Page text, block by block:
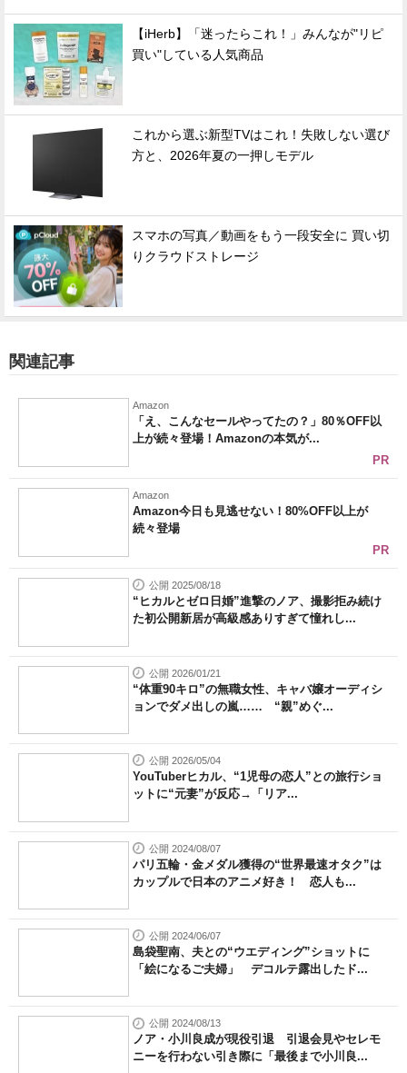
【iHerb】「迷ったらこれ！」みんなが"リピ
買い"している人気商品
これから選ぶ新型TVはこれ！失敗しない選び
方と、2026年夏の一押しモデル
スマホの写真／動画をもう一段安全に 買い切
りクラウドストレージ
関連記事
Amazon
「え、こんなセールやってたの？」80％OFF以
上が続々登場！Amazonの本気が...
PR
Amazon
Amazon今日も見逃せない！80%OFF以上が
続々登場
PR
公開 2025/08/18
“ヒカルとゼロ日婚”進撃のノア、撮影拒み続け
た初公開新居が高級感ありすぎて憧れし...
公開 2026/01/21
“体重90キロ”の無職女性、キャバ嬢オーディシ
ョンでダメ出しの嵐…… “親”めぐ...
公開 2026/05/04
YouTuberヒカル、“1児母の恋人”との旅行ショ
ットに“元妻”が反応→「リア...
公開 2024/08/07
パリ五輪・金メダル獲得の“世界最速オタク”は
カップルで日本のアニメ好き！ 恋人も...
公開 2024/06/07
島袋聖南、夫との“ウエディング”ショットに
「絵になるご夫婦」 デコルテ露出したド...
公開 2024/08/13
ノア・小川良成が現役引退 引退会見やセレモ
ニーを行わない引き際に「最後まで小川良...